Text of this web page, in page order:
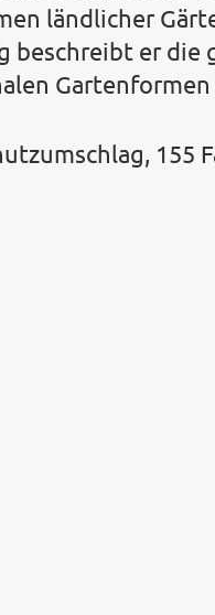
ländlicher
beschreibt er die
155